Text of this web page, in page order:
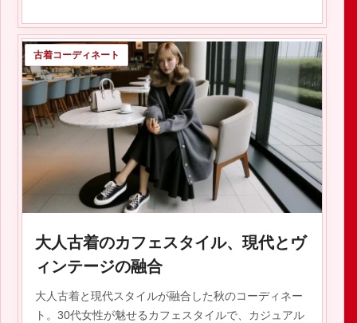
2023.10.23
古着コーディネート
大人古着のカフェスタイル、現代とヴ
ィンテージの融合
大人古着と現代スタイルが融合した秋のコーディネー
ト。30代女性が魅せるカフェスタイルで、カジュアル